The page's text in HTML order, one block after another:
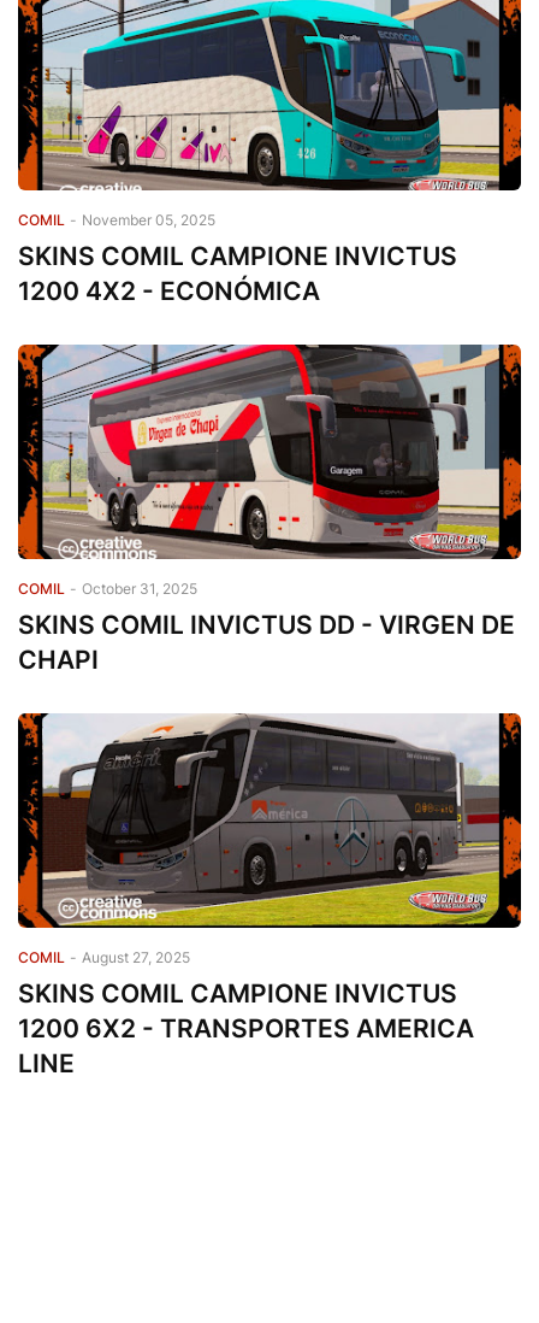
COMIL - November 05, 2025
SKINS COMIL CAMPIONE INVICTUS
1200 4X2 - ECONÓMICA
COMIL - October 31, 2025
SKINS COMIL INVICTUS DD - VIRGEN DE
CHAPI
COMIL - August 27, 2025
SKINS COMIL CAMPIONE INVICTUS
1200 6X2 - TRANSPORTES AMERICA
LINE